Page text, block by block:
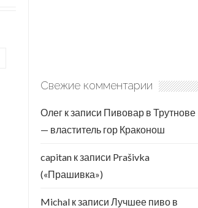
Свежие комментарии
Олег к записи Пивовар в Трутнове
— властитель гор Краконош
capitan к записи Prašivka
(«Прашивка»)
Michal к записи Лучшее пиво в